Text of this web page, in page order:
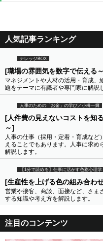
人気記事ランキング
ナレッジBOX
[職場の雰囲気を数字で伝える
マネジメントや人材の活用・育成、
題をテーマに有識者や専門家に解説
人事のための「お金」の学び／小橋一輝
[人件費の見えないコストを知
～]
人事の仕事（採用・定着・育成な
えることでもあります。人事に求
解説します。
【1分で読める】仕事に活かす色彩心理学
[生産性を上げる色の組み合わ
営業や接客、商談、面接など、さま
する知識や考え方を解説します。
注目のコンテンツ